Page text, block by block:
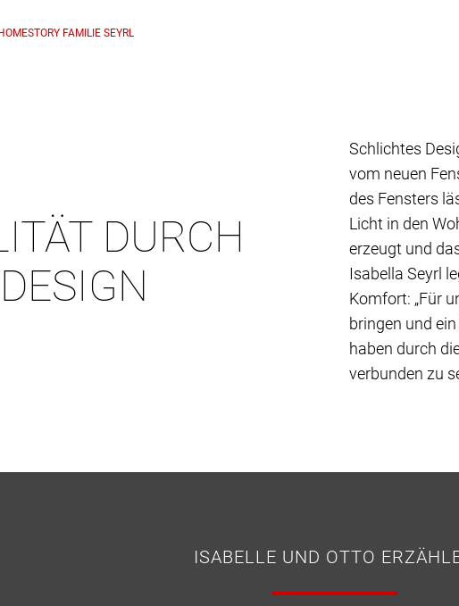
FAMILIE SEYRL
DURCH
Schlichtes
vom neuen
des Fensters
Licht in den
erzeugt und
Isabella Seyrl
Komfort: „Für
bringen und
haben durch
verbunden zu
ISABELLE UND OTTO